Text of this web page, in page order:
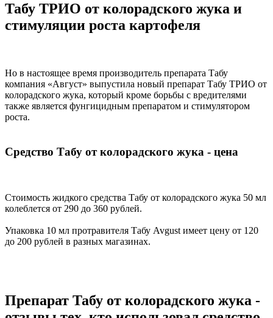
Табу ТРИО от колорадского жука и
стимуляции роста картофеля
Но в настоящее время производитель препарата Табу
компания «Август» выпустила новый препарат Табу ТРИО от
колорадского жука, который кроме борьбы с вредителями
также является фунгицидным препаратом и стимулятором
роста.
Средство Табу от колорадского жука - цена
Стоимость жидкого средства Табу от колорадского жука 50 мл
колеблется от 290 до 360 рублей.
Упаковка 10 мл протравителя Табу Avgust имеет цену от 120
до 200 рублей в разных магазинах.
Препарат Табу от колорадского жука -